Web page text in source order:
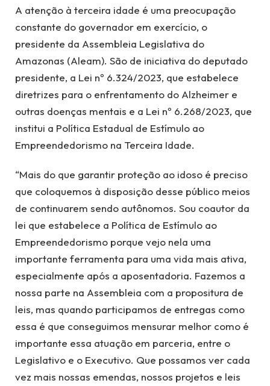
A atenção à terceira idade é uma preocupação
constante do governador em exercício, o
presidente da Assembleia Legislativa do
Amazonas (Aleam). São de iniciativa do deputado
presidente, a Lei nº 6.324/2023, que estabelece
diretrizes para o enfrentamento do Alzheimer e
outras doenças mentais e a Lei nº 6.268/2023, que
institui a Política Estadual de Estímulo ao
Empreendedorismo na Terceira Idade.
“Mais do que garantir proteção ao idoso é preciso
que coloquemos à disposição desse público meios
de continuarem sendo autônomos. Sou coautor da
lei que estabelece a Política de Estímulo ao
Empreendedorismo porque vejo nela uma
importante ferramenta para uma vida mais ativa,
especialmente após a aposentadoria. Fazemos a
nossa parte na Assembleia com a propositura de
leis, mas quando participamos de entregas como
essa é que conseguimos mensurar melhor como é
importante essa atuação em parceria, entre o
Legislativo e o Executivo. Que possamos ver cada
vez mais nossas emendas, nossos projetos e leis